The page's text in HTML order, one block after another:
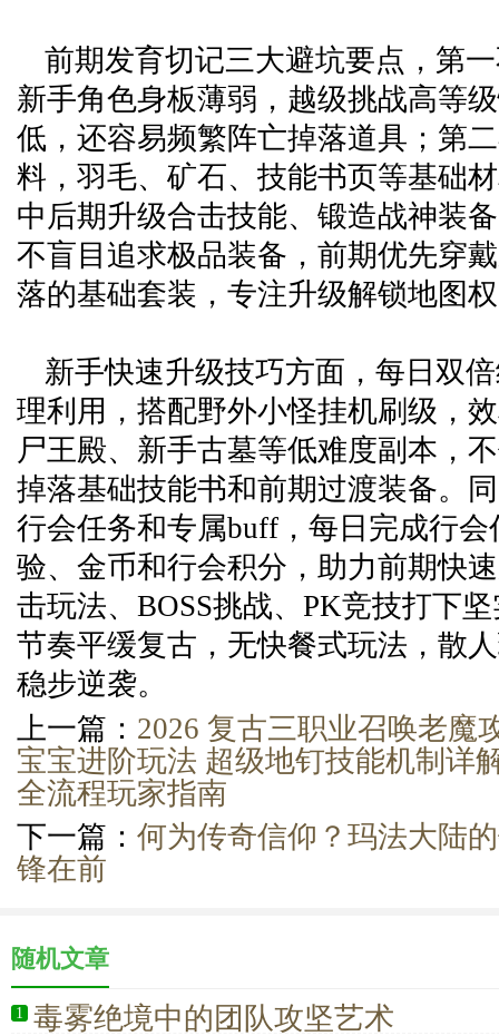
前期发育切记三大避坑要点，第
新手角色身板薄弱，越级挑战高等
低，还容易频繁阵亡掉落道具；第
料，羽毛、矿石、技能书页等基础
中后期升级合击技能、锻造战神装
不盲目追求极品装备，前期优先穿
落的基础套装，专注升级解锁地图
新手快速升级技巧方面，每日双
理利用，搭配野外小怪挂机刷级，
尸王殿、新手古墓等低难度副本，
掉落基础技能书和前期过渡装备。
行会任务和专属buff，每日完成行
验、金币和行会积分，助力前期快
击玩法、BOSS挑战、PK竞技打下
节奏平缓复古，无快餐式玩法，散
稳步逆袭。
上一篇： 2026 复古三职业召唤老魔
宝宝进阶玩法 超级地钉技能机制详
全流程玩家指南
下一篇： 何为传奇信仰？玛法大陆
锋在前
随机文章
1 毒雾绝境中的团队攻坚艺术